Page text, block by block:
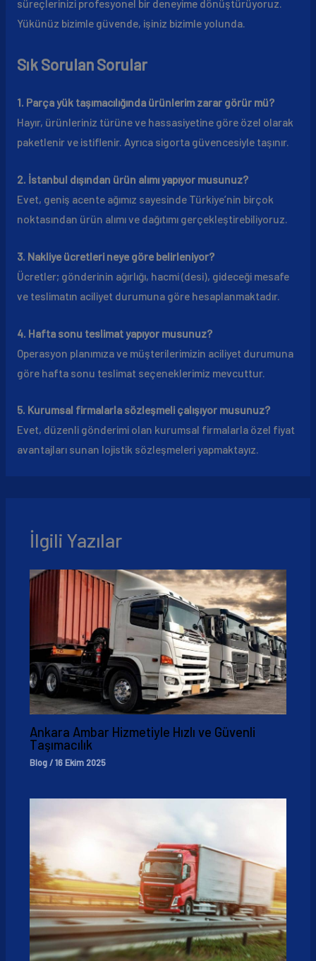
süreçlerinizi profesyonel bir deneyime dönüştürüyoruz.
Yükünüz bizimle güvende, işiniz bizimle yolunda.
Sık Sorulan Sorular
1. Parça yük taşımacılığında ürünlerim zarar görür mü?
Hayır, ürünleriniz türüne ve hassasiyetine göre özel olarak
paketlenir ve istiflenir. Ayrıca sigorta güvencesiyle taşınır.
2. İstanbul dışından ürün alımı yapıyor musunuz?
Evet, geniş acente ağımız sayesinde Türkiye’nin birçok
noktasından ürün alımı ve dağıtımı gerçekleştirebiliyoruz.
3. Nakliye ücretleri neye göre belirleniyor?
Ücretler; gönderinin ağırlığı, hacmi (desi), gideceği mesafe
ve teslimatın aciliyet durumuna göre hesaplanmaktadır.
4. Hafta sonu teslimat yapıyor musunuz?
Operasyon planımıza ve müşterilerimizin aciliyet durumuna
göre hafta sonu teslimat seçeneklerimiz mevcuttur.
5. Kurumsal firmalarla sözleşmeli çalışıyor musunuz?
Evet, düzenli gönderimi olan kurumsal firmalarla özel fiyat
avantajları sunan lojistik sözleşmeleri yapmaktayız.
İlgili Yazılar
Ankara Ambar Hizmetiyle Hızlı ve Güvenli
Taşımacılık
Blog/16 Ekim 2025